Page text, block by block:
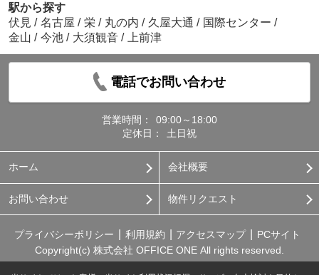
駅から探す
伏見 / 名古屋 / 栄 / 丸の内 / 久屋大通 / 国際センター /
金山 / 今池 / 大須観音 / 上前津
電話でお問い合わせ
営業時間：
09:00～18:00
定休日：
土日祝
ホーム 会社概要
お問い合わせ 物件リクエスト
プライバシーポリシー 利用規約 アクセスマップ
PCサイト
Copyright(c) 株式会社 OFFICE ONE All rights reserved.